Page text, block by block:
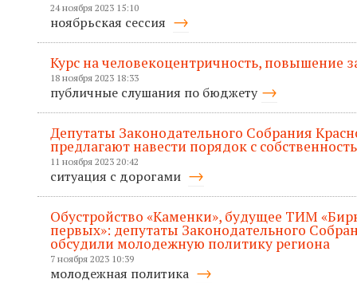
24 ноября 2023 15:10
ноябрьская сессия
Курс на человекоцентричность, повышение
18 ноября 2023 18:33
публичные слушания по бюджету
Депутаты Законодательного Собрания
предлагают навести порядок с
11 ноября 2023 20:42
ситуация с дорогами
Обустройство «Каменки», будущее ТИМ
первых»: депутаты Законодательного
обсудили молодежную политику региона
7 ноября 2023 10:39
молодежная политика